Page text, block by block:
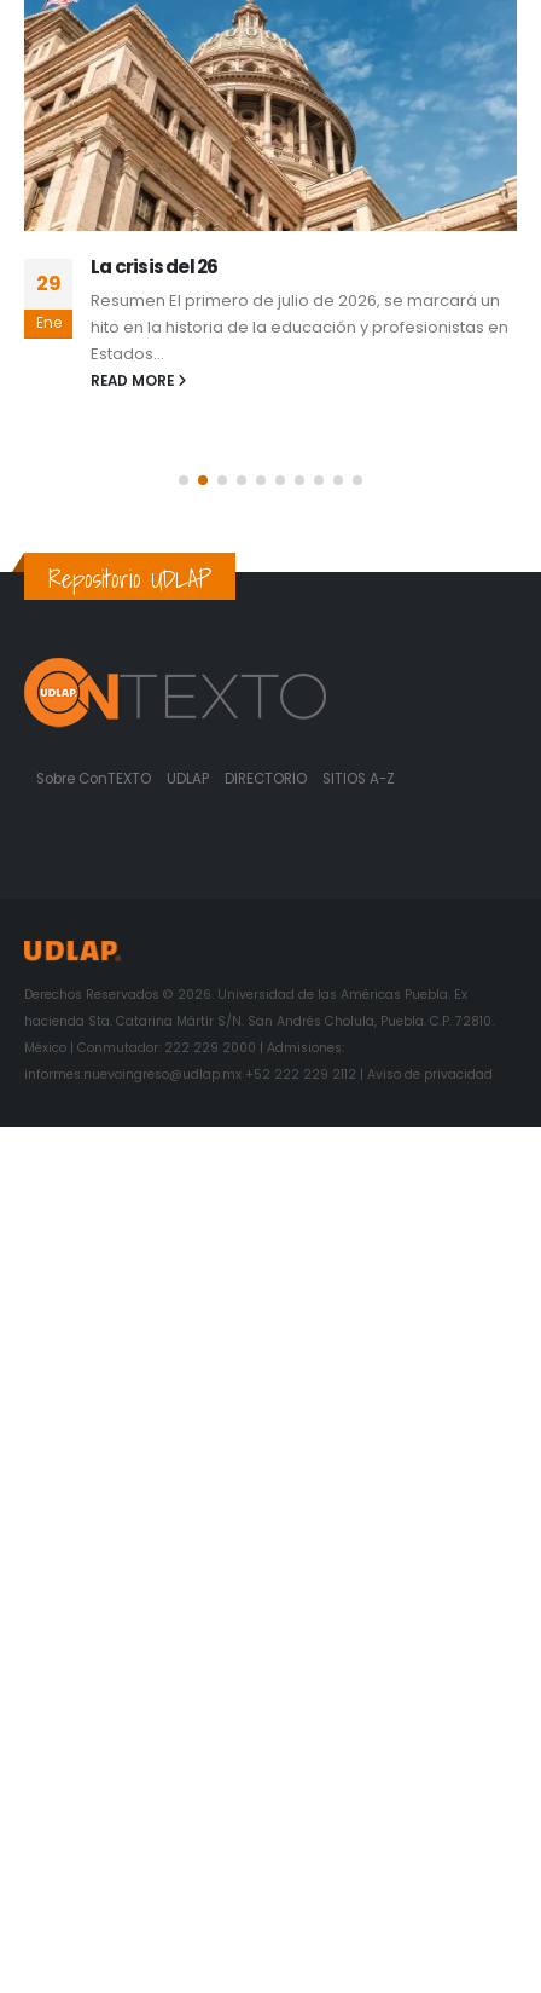
29
Ene
La crisis del 26
Resumen El primero de julio de 2026, se marcará un
hito en la historia de la educación y profesionistas en
Estados...
READ MORE
Repositorio UDLAP
Sobre ConTEXTO UDLAP DIRECTORIO SITIOS A-Z
Derechos Reservados © 2026. Universidad de las Américas Puebla. Ex
hacienda Sta. Catarina Mártir S/N. San Andrés Cholula, Puebla. C.P. 72810.
México | Conmutador: 222 229 2000 | Admisiones:
informes.nuevoingreso@udlap.mx +52 222 229 2112 | Aviso de privacidad